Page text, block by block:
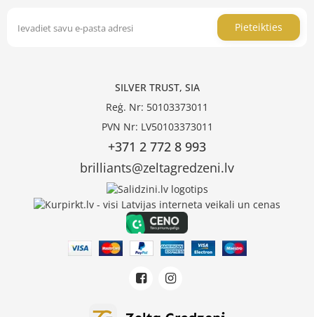
Pieteikties
SILVER TRUST, SIA
Reģ. Nr: 50103373011
PVN Nr: LV50103373011
+371 2 772 8 993
brilliants@zeltagredzeni.lv